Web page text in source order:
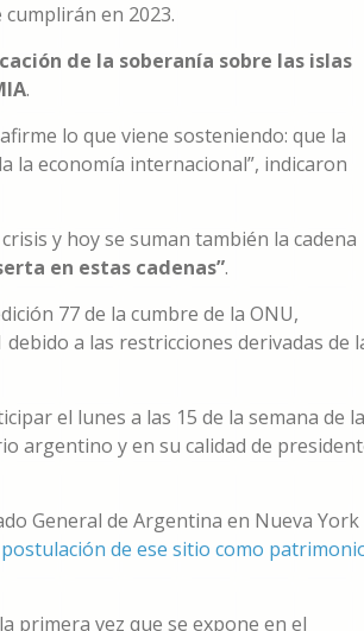
en 2023.
de la soberanía sobre las islas
.
lo que viene sosteniendo: que la
la economía internacional”, indicaron
y hoy se suman también la cadena
en estas cadenas”.
77 de la cumbre de la ONU,
a las restricciones derivadas de
el lunes a las 15 de la semana de la
argentino y en su calidad de
General de Argentina en Nueva York
postulación de ese sitio como
primera vez que se expone en el